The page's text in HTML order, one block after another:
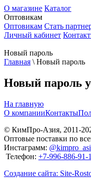
О магазине Каталог
Оптовикам
Оптовикам Стать
Личный кабинет
Новый пароль
Главная \ Новый пароль
Новый пароль
На главную
О компанииКонтакты
© КимПро-Азия, 2011-
Оптовые поставки по
Инстаграмм:
Телефон: +7-996-886-91-
Создание сайта: Site-